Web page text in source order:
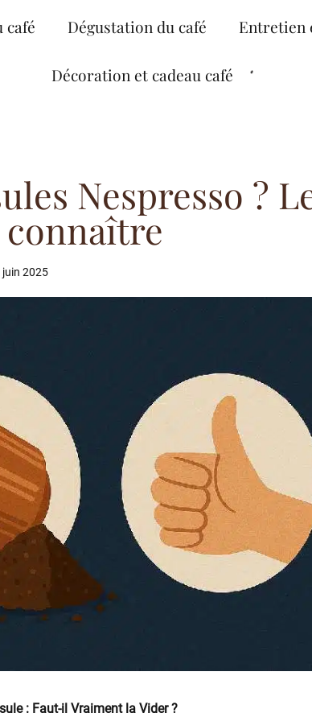
café Dégustation du café Entretien
Décoration et cadeau café
Nespresso ?
juin 2025
: Faut-il Vraiment la Vider ?